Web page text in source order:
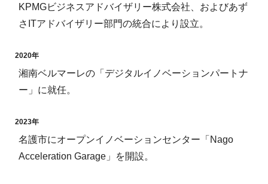
KPMGビジネスアドバイザリー株式会社、およびあず
さITアドバイザリー部門の統合により設立。
2020年
湘南ベルマーレの「デジタルイノベーションパートナ
ー」に就任。
2023年
名護市にオープンイノベーションセンター「Nago
Acceleration Garage」を開設。